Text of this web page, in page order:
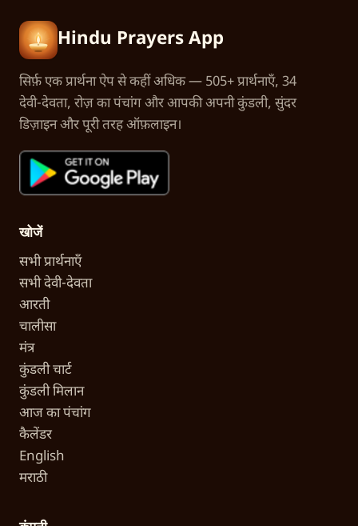
Hindu Prayers App
सिर्फ़ एक प्रार्थना ऐप से कहीं अधिक — 505+ प्रार्थनाएँ, 34
देवी-देवता, रोज़ का पंचांग और आपकी अपनी कुंडली, सुंदर
डिज़ाइन और पूरी तरह ऑफ़लाइन।
खोजें
सभी प्रार्थनाएँ
सभी देवी-देवता
आरती
चालीसा
मंत्र
कुंडली चार्ट
कुंडली मिलान
आज का पंचांग
कैलेंडर
English
मराठी